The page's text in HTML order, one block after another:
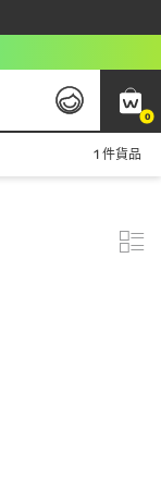
0
1 件貨品